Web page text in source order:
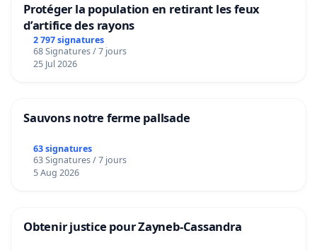
Protéger la population en retirant les feux
d’artifice des rayons
2 797 signatures
68 Signatures / 7 jours
25 Jul 2026
Sauvons notre ferme pallsade
63 signatures
63 Signatures / 7 jours
5 Aug 2026
Obtenir justice pour Zayneb-Cassandra